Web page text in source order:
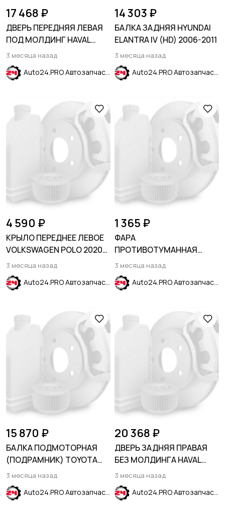
17 468 ₽
ДВЕРЬ ПЕРЕДНЯЯ ЛЕВАЯ
ПОД МОЛДИНГ HAVAL
JOLION 2021-
3 месяца назад
Auto24.PRO Автозапчасти
14 303 ₽
БАЛКА ЗАДНЯЯ HYUNDAI
ELANTRA IV (HD) 2006-2011
3 месяца назад
Auto24.PRO Автозапчасти
4 590 ₽
КРЫЛО ПЕРЕДНЕЕ ЛЕВОЕ
VOLKSWAGEN POLO 2020-
SDN
3 месяца назад
Auto24.PRO Автозапчасти
1 365 ₽
ФАРА
ПРОТИВОТУМАННАЯ
ЛЕВАЯ KIA CEED 2018-2021
3 месяца назад
Auto24.PRO Автозапчасти
15 870 ₽
БАЛКА ПОДМОТОРНАЯ
(ПОДРАМНИК) TOYOTA
PRIUS 1997-2003
3 месяца назад
Auto24.PRO Автозапчасти
20 368 ₽
ДВЕРЬ ЗАДНЯЯ ПРАВАЯ
БЕЗ МОЛДИНГА HAVAL
JOLION 2021-
3 месяца назад
Auto24.PRO Автозапчасти